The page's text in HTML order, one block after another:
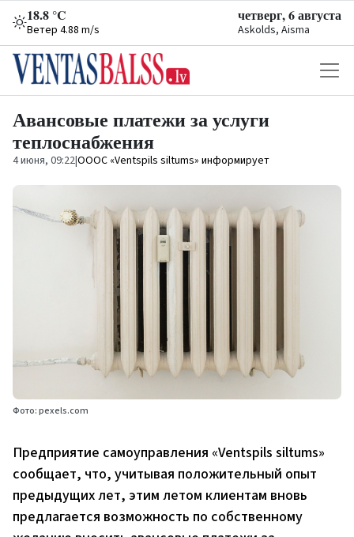
18.8 °C
Ветер 4.88 m/s
четверг, 6 августа
Askolds, Aisma
Авансовые платежи за услуги
теплоснабжения
4 июня, 09:22|ОООС «Ventspils siltums» информирует
Фото: pexels.com
Предприятие самоуправления «Ventspils siltums»
сообщает, что, учитывая положительный опыт
предыдущих лет, этим летом клиентам вновь
предлагается возможность по собственному